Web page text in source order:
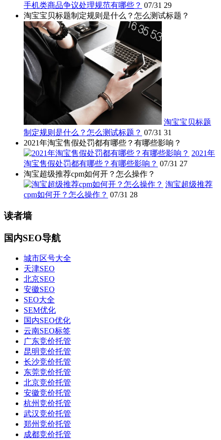
手机类商品争议处理规范有哪些？ 07/31 29
淘宝宝贝标题制定规则是什么？怎么测试标题？
淘宝宝贝标题
制定规则是什么？怎么测试标题？ 07/31 31
2021年淘宝售假处罚都有哪些？有哪些影响？
2021年
淘宝售假处罚都有哪些？有哪些影响？ 07/31 27
淘宝超级推荐cpm如何开？怎么操作？
淘宝超级推荐
cpm如何开？怎么操作？ 07/31 28
读者墙
国内SEO导航
城市区号大全
天津SEO
北京SEO
安徽SEO
SEO大全
SEM优化
国内SEO优化
云南SEO标签
广东竞价托管
昆明竞价托管
长沙竞价托管
东莞竞价托管
北京竞价托管
安徽竞价托管
杭州竞价托管
武汉竞价托管
郑州竞价托管
成都竞价托管